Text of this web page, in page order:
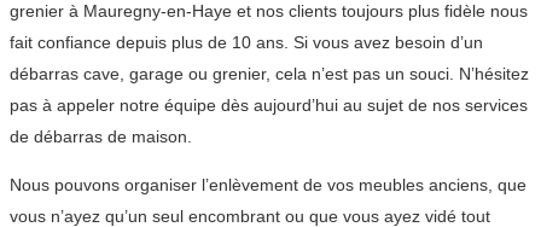
grenier à Mauregny-en-Haye et nos clients toujours plus fidèle nous
fait confiance depuis plus de 10 ans. Si vous avez besoin d’un
débarras cave, garage ou grenier, cela n’est pas un souci. N’hésitez
pas à appeler notre équipe dès aujourd’hui au sujet de nos services
de débarras de maison.
Nous pouvons organiser l’enlèvement de vos meubles anciens, que
vous n’ayez qu’un seul encombrant ou que vous ayez vidé tout